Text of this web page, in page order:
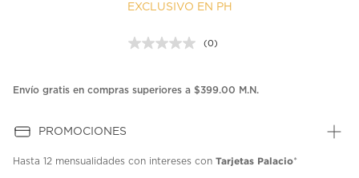
EXCLUSIVO EN PH
Sin
en
(0)
Envío gratis en compras superiores a $399.00 M.N.
PROMOCIONES
Hasta 12 mensualidades con intereses con Tarjetas Palacio*